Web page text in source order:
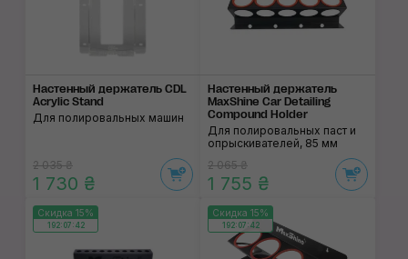
Настенный держатель CDL
Acrylic Stand
Для полировальных машин
2 035 ₴
1 730 ₴
Настенный держатель
MaxShine Car Detailing
Compound Holder
Для полировальных паст и
опрыскивателей, 85 мм
2 065 ₴
1 755 ₴
Скидка 15%
192:07:42
Скидка 15%
192:07:42